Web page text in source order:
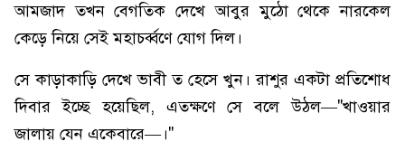
আমজাদ তখন বেগতিক দেখে আবুর মুঠো থেকে নারকেল
কেড়ে নিয়ে সেই মহাচর্ব্বণে যোগ দিল।
সে কাড়াকাড়ি দেখে ভাবী ত হেসে খুন। রাশুর একটা প্রতিশোধ
দিবার ইচ্ছে হয়েছিল, এতক্ষণে সে বলে উঠল—"খাওয়ার
জালায় যেন একেবারে—।"